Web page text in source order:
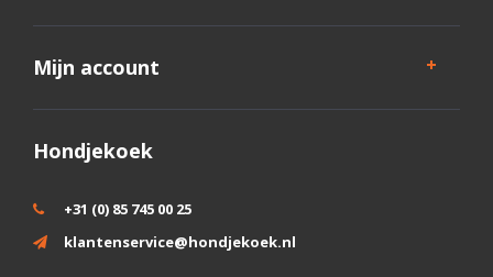
Mijn account
Hondjekoek
+31 (0) 85 745 00 25
klantenservice@hondjekoek.nl